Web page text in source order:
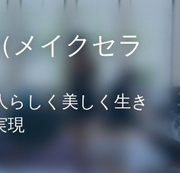
メイクセラ
らしく美しく生き
現